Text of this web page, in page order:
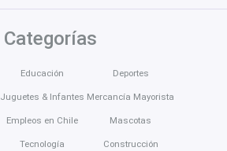
Categorías
Educación
Juguetes & Infantes
Empleos en Chile
Tecnología
Deportes
Mercancía Mayorista
Mascotas
Construcción